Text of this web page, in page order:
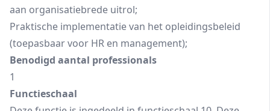
aan organisatiebrede uitrol;
Praktische implementatie van het opleidingsbeleid
(toepasbaar voor HR en management);
Benodigd aantal professionals
1
Functieschaal